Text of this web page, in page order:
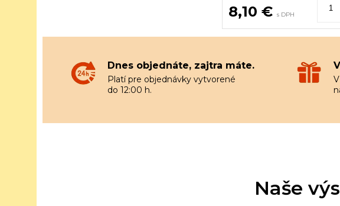
8,10 € s DPH
Dnes objednáte, zajtra máte.
Platí pre objednávky vytvorené
do 12:00 h.
Naše